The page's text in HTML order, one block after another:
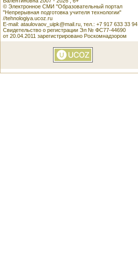
© Электронное СМИ "Образовательный портал
"Непрерывная подготовка учителя технологии"
//tehnologiya.ucoz.ru
E-mail: ataulovaov_uipk@mail.ru, тел.: +7 917 633 33 94
Свидетельство о регистрации Эл № ФС77-44690
от 20.04.2011 зарегистрировано Роскомнадзором